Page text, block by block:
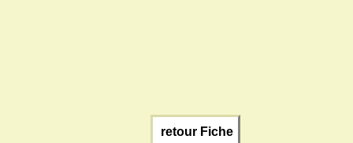
retour Fiche